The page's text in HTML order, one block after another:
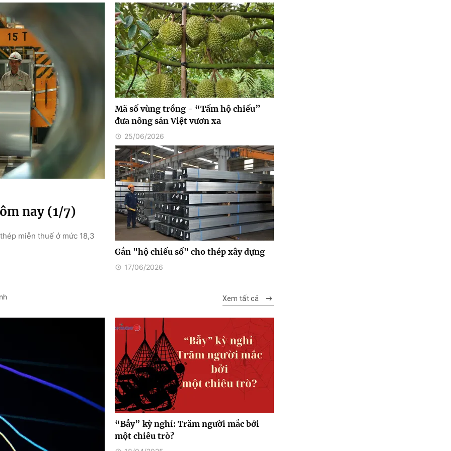
nay (1/7)
miễn thuế ở mức 18,3
Mã số vùng trồng - “Tấm hộ chiếu”
đưa nông sản Việt vươn xa
25/06/2026
Gắn "hộ chiếu số" cho thép xây dựng
17/06/2026
Xem tất cả
“Bẫy” kỳ nghỉ: Trăm người mắc bởi
một chiêu trò?